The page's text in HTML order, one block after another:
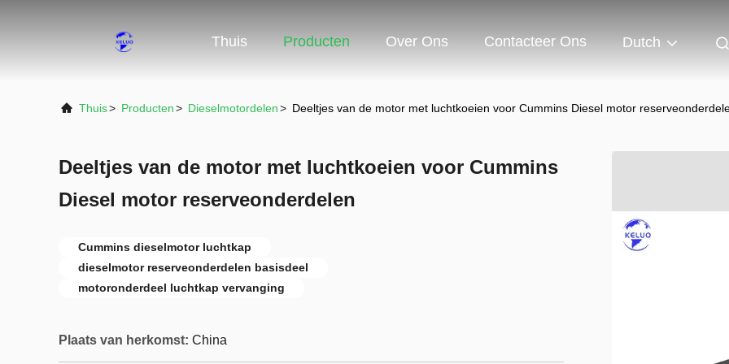
Thuis Producten Over Ons Contacteer Ons Dutch
Thuis> Producten> Dieselmotordelen> Deeltjes van de motor met luchtkoeien voor Cummins Diesel motor
Deeltjes van de motor met luchtkoeien voor Cummins
Diesel motor reserveonderdelen
Cummins dieselmotor luchtkap
dieselmotor reserveonderdelen basisdeel
motoronderdeel luchtkap vervanging
Plaats van herkomst: China